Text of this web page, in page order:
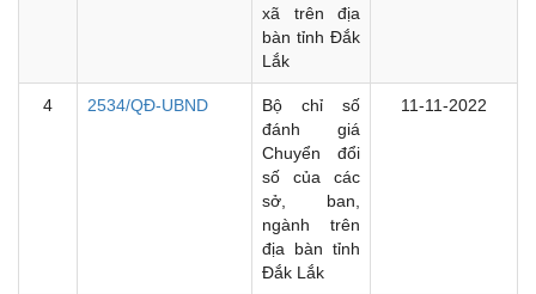
xã trên địa
bàn tỉnh Đắk
Lắk
4 2534/QĐ-UBND
Bộ chỉ số
đánh giá
Chuyển đổi
số của các
sở, ban,
ngành trên
địa bàn tỉnh
Đắk Lắk
11-11-2022